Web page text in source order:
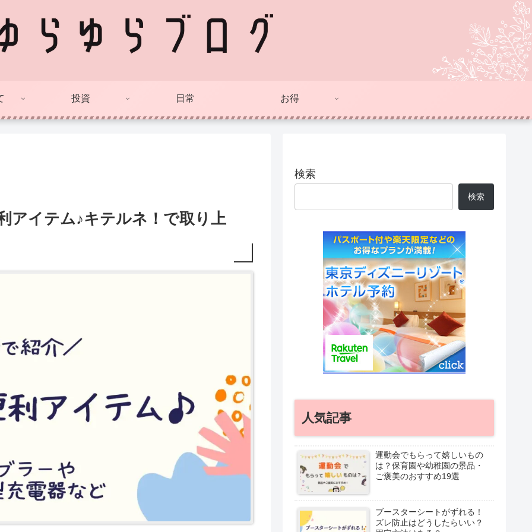
投資 日常 お得
アイテム♪キテルネ！で取り上
検索
検索
人気記事
運動会でもらって嬉しいもの
は？保育園や幼稚園の景品・
ご褒美のおすすめ19選
ブースターシートがずれる！
ズレ防止はどうしたらいい？